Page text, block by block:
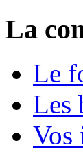
La
Le
Les
Vos